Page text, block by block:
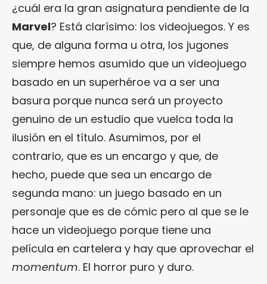
¿cuál era la gran asignatura pendiente de la
Marvel? Está clarísimo: los videojuegos. Y es
que, de alguna forma u otra, los jugones
siempre hemos asumido que un videojuego
basado en un superhéroe va a ser una
basura porque nunca será un proyecto
genuino de un estudio que vuelca toda la
ilusión en el título. Asumimos, por el
contrario, que es un encargo y que, de
hecho, puede que sea un encargo de
segunda mano: un juego basado en un
personaje que es de cómic pero al que se le
hace un videojuego porque tiene una
película en cartelera y hay que aprovechar el
momentum. El horror puro y duro.